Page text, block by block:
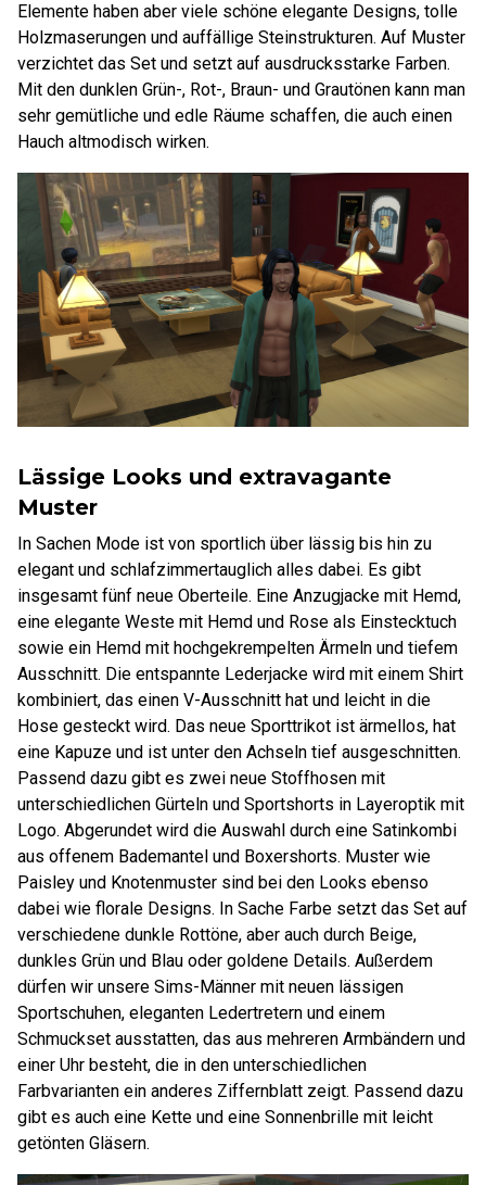
Elemente haben aber viele schöne elegante Designs, tolle
Holzmaserungen und auffällige Steinstrukturen. Auf Muster
verzichtet das Set und setzt auf ausdrucksstarke Farben.
Mit den dunklen Grün-, Rot-, Braun- und Grautönen kann man
sehr gemütliche und edle Räume schaffen, die auch einen
Hauch altmodisch wirken.
Lässige Looks und extravagante
Muster
In Sachen Mode ist von sportlich über lässig bis hin zu
elegant und schlafzimmertauglich alles dabei. Es gibt
insgesamt fünf neue Oberteile. Eine Anzugjacke mit Hemd,
eine elegante Weste mit Hemd und Rose als Einstecktuch
sowie ein Hemd mit hochgekrempelten Ärmeln und tiefem
Ausschnitt. Die entspannte Lederjacke wird mit einem Shirt
kombiniert, das einen V-Ausschnitt hat und leicht in die
Hose gesteckt wird. Das neue Sporttrikot ist ärmellos, hat
eine Kapuze und ist unter den Achseln tief ausgeschnitten.
Passend dazu gibt es zwei neue Stoffhosen mit
unterschiedlichen Gürteln und Sportshorts in Layeroptik mit
Logo. Abgerundet wird die Auswahl durch eine Satinkombi
aus offenem Bademantel und Boxershorts. Muster wie
Paisley und Knotenmuster sind bei den Looks ebenso
dabei wie florale Designs. In Sache Farbe setzt das Set auf
verschiedene dunkle Rottöne, aber auch durch Beige,
dunkles Grün und Blau oder goldene Details. Außerdem
dürfen wir unsere Sims-Männer mit neuen lässigen
Sportschuhen, eleganten Ledertretern und einem
Schmuckset ausstatten, das aus mehreren Armbändern und
einer Uhr besteht, die in den unterschiedlichen
Farbvarianten ein anderes Ziffernblatt zeigt. Passend dazu
gibt es auch eine Kette und eine Sonnenbrille mit leicht
getönten Gläsern.